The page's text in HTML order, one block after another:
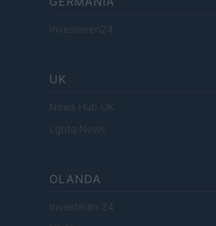
Investieren24
UK
News Hub UK
Lgbtq News
OLANDA
Investeren 24